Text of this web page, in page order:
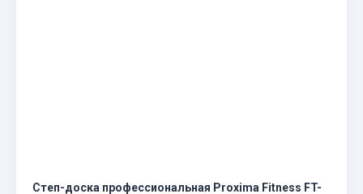
Степ-доска профессиональная Proxima Fitness FT-